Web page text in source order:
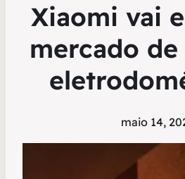
Xiaomi vai
mercado
maio 14,